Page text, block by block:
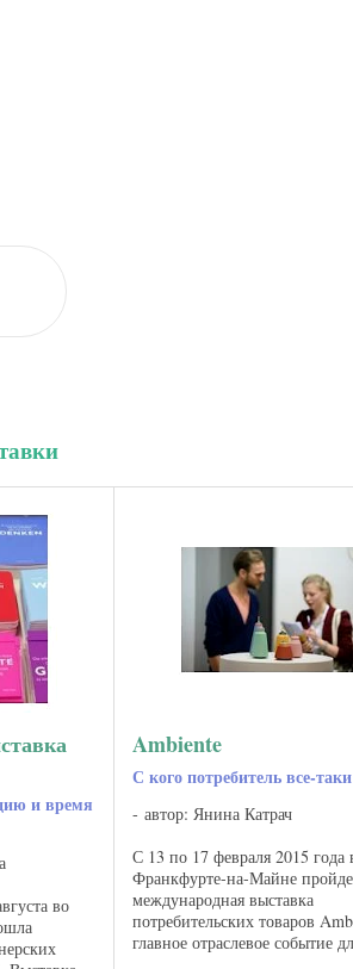
и время
во
Ambiente
С кого потребитель все-
автор: Янина Катрач
С 13 по 17 февраля 2015 года
Франкфурте-на-Майне
международная выставка
потребительских товаров
главное отраслевое событие